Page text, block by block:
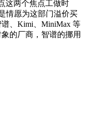
这两个焦点工做时
情愿为这部门溢价买
、Kimi、MiniMax 等
的厂商，智谱的挪用